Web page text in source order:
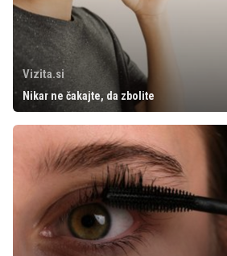
Vizita.si
Nikar ne čakajte, da zbolite